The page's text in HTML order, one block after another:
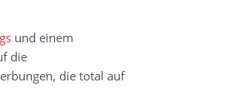
und einem
die
die total auf